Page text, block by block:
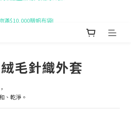
毛針織外套
、乾淨。